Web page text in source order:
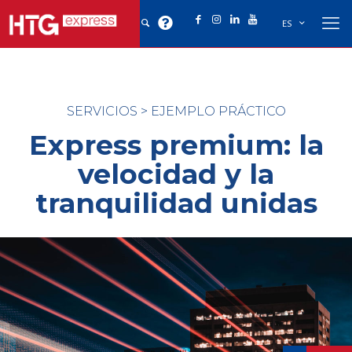
ES
SERVICIOS > EJEMPLO PRÁCTICO
Express premium: la
velocidad y la
tranquilidad unidas